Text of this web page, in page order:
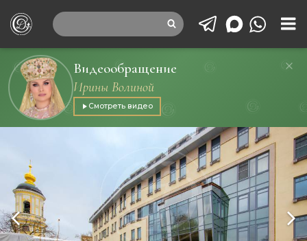
Видеообращение
Ирины Волиной
Смотреть видео